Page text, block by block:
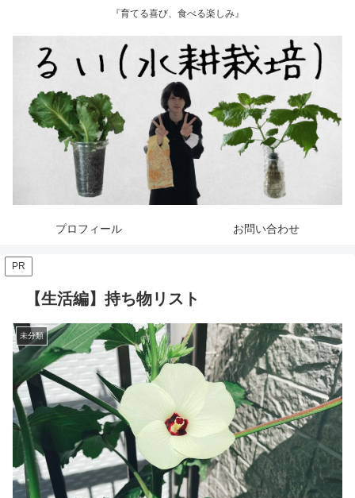
『育てる喜び、食べる楽しみ』
プロフィール お問い合わせ
PR
【生活編】持ち物リスト
未分類